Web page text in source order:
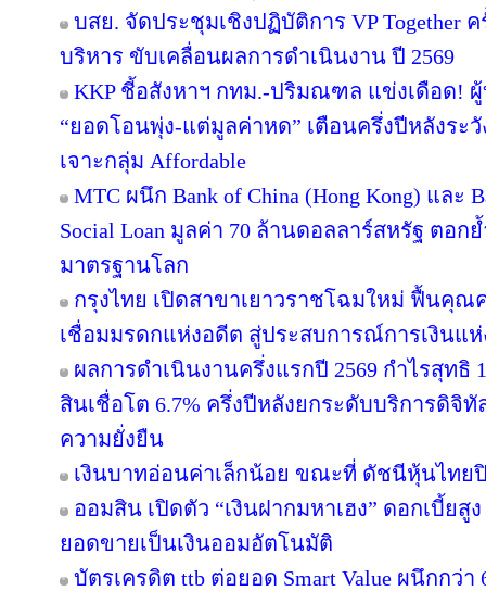
บสย. จัดประชุมเชิงปฏิบัติการ VP Together
บริหาร ขับเคลื่อนผลการดำเนินงาน ปี 2569
KKP ชี้อสังหาฯ กทม.-ปริมณฑล แข่งเดือด!
“ยอดโอนพุ่ง-แต่มูลค่าหด” เตือนครึ่งปีหลังระ
เจาะกลุ่ม Affordable
MTC ผนึก Bank of China (Hong Kong) และ
Social Loan มูลค่า 70 ล้านดอลลาร์สหรัฐ ตอ
มาตรฐานโลก
กรุงไทย เปิดสาขาเยาวราชโฉมใหม่ ฟื้นคุ
เชื่อมมรดกแห่งอดีต สู่ประสบการณ์การเงินแ
ผลการดำเนินงานครึ่งแรกปี 2569 กำไรสุทธิ
สินเชื่อโต 6.7% ครึ่งปีหลังยกระดับบริการดิจิ
ความยั่งยืน
เงินบาทอ่อนค่าเล็กน้อย ขณะที่ ดัชนีหุ้นไทย
ออมสิน เปิดตัว “เงินฝากมหาเฮง” ดอกเบี้ยสู
ยอดขายเป็นเงินออมอัตโนมัติ
บัตรเครดิต ttb ต่อยอด Smart Value ผนึกก